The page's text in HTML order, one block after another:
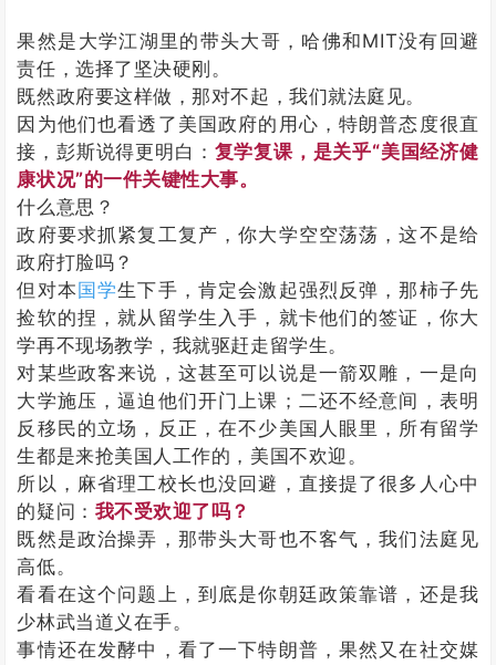
果然是大学江湖里的带头大哥，哈佛和MIT没有回避
责任，选择了坚决硬刚。
既然政府要这样做，那对不起，我们就法庭见。
因为他们也看透了美国政府的用心，特朗普态度很直
接，彭斯说得更明白： 复学复课，是关乎“美国经济健
康状况”的一件关键性大事。
什么意思？
政府要求抓紧复工复产，你大学空空荡荡，这不是给
政府打脸吗？
但对本 国学生下手，肯定会激起强烈反弹，那柿子先
捡软的捏，就从留学生入手，就卡他们的签证，你大
学再不现场教学，我就驱赶走留学生。
对某些政客来说，这甚至可以说是一箭双雕，一是向
大学施压，逼迫他们开门上课；二还不经意间，表明
反移民的立场，反正，在不少美国人眼里，所有留学
生都是来抢美国人工作的，美国不欢迎。
所以，麻省理工校长也没回避，直接提了很多人心中
的疑问： 我不受欢迎了吗？
既然是政治操弄，那带头大哥也不客气，我们法庭见
高低。
看看在这个问题上，到底是你朝廷政策靠谱，还是我
少林武当道义在手。
事情还在发酵中，看了一下特朗普，果然又在社交媒